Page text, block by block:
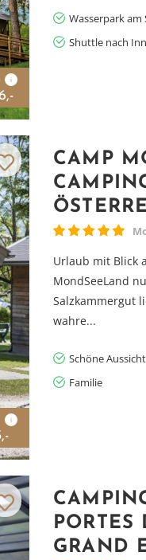
i
Wasserpark am
Shuttle nach
i
CAMP
Urlaub mit Blick
MondSeeLand
Salzkammergut
wahre...
Schöne Aussicht
Familie
PORTES
GRAND